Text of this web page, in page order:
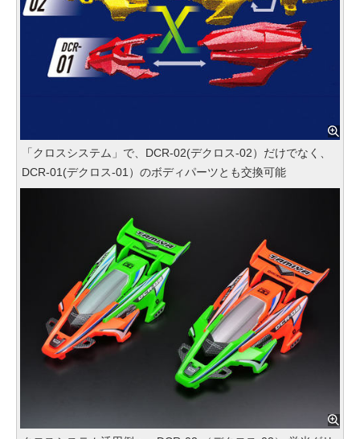
「クロスシステム」で、DCR-02(デクロス‐02）だけでなく、
DCR-01(デクロス‐01）のボディパーツとも交換可能